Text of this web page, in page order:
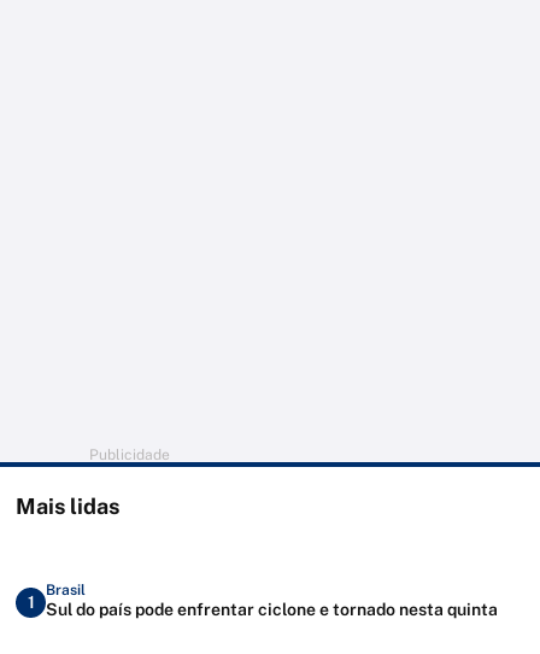
Publicidade
Mais lidas
1
Brasil
Sul do país pode enfrentar ciclone e tornado nesta quinta